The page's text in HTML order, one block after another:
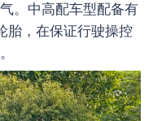
。中高配车型配备有
胎，在保证行驶操控